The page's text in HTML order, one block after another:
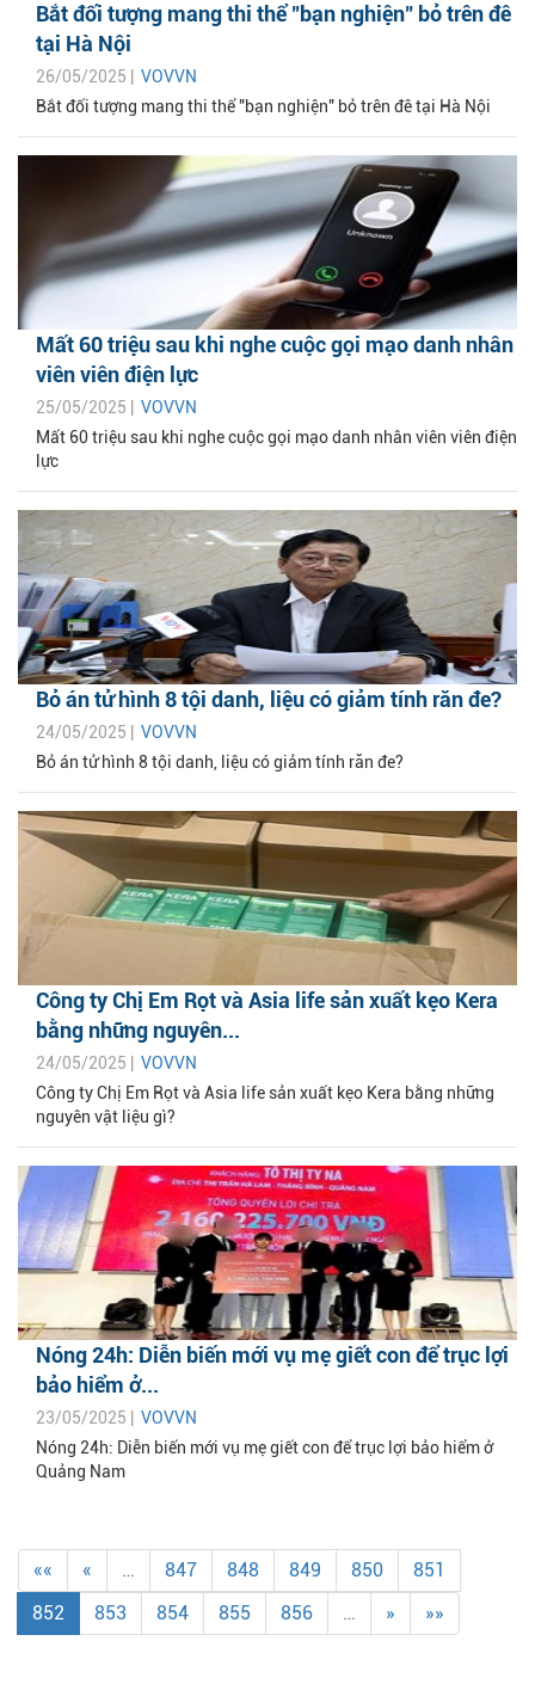
Bắt đối tượng mang thi thể "bạn nghiện" bỏ trên đê
tại Hà Nội
26/05/2025 | VOVVN
Bắt đối tượng mang thi thể "bạn nghiện" bỏ trên đê tại Hà Nội
Mất 60 triệu sau khi nghe cuộc gọi mạo danh nhân
viên viên điện lực
25/05/2025 | VOVVN
Mất 60 triệu sau khi nghe cuộc gọi mạo danh nhân viên viên điện
lực
Bỏ án tử hình 8 tội danh, liệu có giảm tính răn đe?
24/05/2025 | VOVVN
Bỏ án tử hình 8 tội danh, liệu có giảm tính răn đe?
Công ty Chị Em Rọt và Asia life sản xuất kẹo Kera
bằng những nguyên...
24/05/2025 | VOVVN
Công ty Chị Em Rọt và Asia life sản xuất kẹo Kera bằng những
nguyên vật liệu gì?
Nóng 24h: Diễn biến mới vụ mẹ giết con để trục lợi
bảo hiểm ở...
23/05/2025 | VOVVN
Nóng 24h: Diễn biến mới vụ mẹ giết con để trục lợi bảo hiểm ở
Quảng Nam
«« « … 847 848 849 850
851
852
853 854 855 856 … » »»